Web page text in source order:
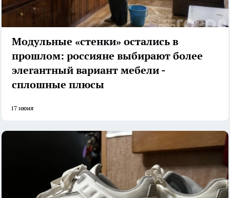
Модульные «стенки» остались в
прошлом: россияне выбирают более
элегантный вариант мебели -
сплошные плюсы
17 июня